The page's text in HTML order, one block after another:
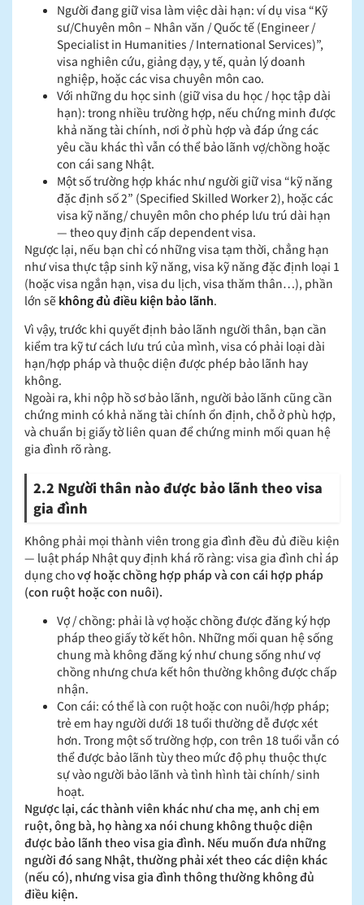
Người đang giữ visa làm việc dài hạn: ví dụ visa “Kỹ
sư/Chuyên môn – Nhân văn / Quốc tế (Engineer /
Specialist in Humanities / International Services)”,
visa nghiên cứu, giảng dạy, y tế, quản lý doanh
nghiệp, hoặc các visa chuyên môn cao.
Với những du học sinh (giữ visa du học / học tập dài
hạn): trong nhiều trường hợp, nếu chứng minh được
khả năng tài chính, nơi ở phù hợp và đáp ứng các
yêu cầu khác thì vẫn có thể bảo lãnh vợ/chồng hoặc
con cái sang Nhật.
Một số trường hợp khác như người giữ visa “kỹ năng
đặc định số 2” (Specified Skilled Worker 2), hoặc các
visa kỹ năng/ chuyên môn cho phép lưu trú dài hạn
— theo quy định cấp dependent visa.
Ngược lại, nếu bạn chỉ có những visa tạm thời, chẳng hạn
như visa thực tập sinh kỹ năng, visa kỹ năng đặc định loại 1
(hoặc visa ngắn hạn, visa du lịch, visa thăm thân…), phần
lớn sẽ không đủ điều kiện bảo lãnh.
Vì vậy, trước khi quyết định bảo lãnh người thân, bạn cần
kiểm tra kỹ tư cách lưu trú của mình, visa có phải loại dài
hạn/hợp pháp và thuộc diện được phép bảo lãnh hay
không.
Ngoài ra, khi nộp hồ sơ bảo lãnh, người bảo lãnh cũng cần
chứng minh có khả năng tài chính ổn định, chỗ ở phù hợp,
và chuẩn bị giấy tờ liên quan để chứng minh mối quan hệ
gia đình rõ ràng.
2.2 Người thân nào được bảo lãnh theo visa
gia đình
Không phải mọi thành viên trong gia đình đều đủ điều kiện
— luật pháp Nhật quy định khá rõ ràng: visa gia đình chỉ áp
dụng chovợ hoặc chồng hợp pháp và con cái hợp pháp
(con ruột hoặc con nuôi).
Vợ / chồng: phải là vợ hoặc chồng được đăng ký hợp
pháp theo giấy tờ kết hôn. Những mối quan hệ sống
chung mà không đăng ký như chung sống như vợ
chồng nhưng chưa kết hôn thường không được chấp
nhận.
Con cái: có thể là con ruột hoặc con nuôi/hợp pháp;
trẻ em hay người dưới 18 tuổi thường dễ được xét
hơn. Trong một số trường hợp, con trên 18 tuổi vẫn có
thể được bảo lãnh tùy theo mức độ phụ thuộc thực
sự vào người bảo lãnh và tình hình tài chính/ sinh
hoạt.
Ngược lại, các thành viên khác như cha mẹ, anh chị em
ruột, ông bà, họ hàng xa nói chung không thuộc diện
được bảo lãnh theo visa gia đình. Nếu muốn đưa những
người đó sang Nhật, thường phải xét theo các diện khác
(nếu có), nhưng visa gia đình thông thường không đủ
điều kiện.